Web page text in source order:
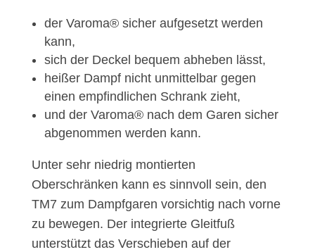
der Varoma® sicher aufgesetzt werden
kann,
sich der Deckel bequem abheben lässt,
heißer Dampf nicht unmittelbar gegen
einen empfindlichen Schrank zieht,
und der Varoma® nach dem Garen sicher
abgenommen werden kann.
Unter sehr niedrig montierten
Oberschränken kann es sinnvoll sein, den
TM7 zum Dampfgaren vorsichtig nach vorne
zu bewegen. Der integrierte Gleitfuß
unterstützt das Verschieben auf der